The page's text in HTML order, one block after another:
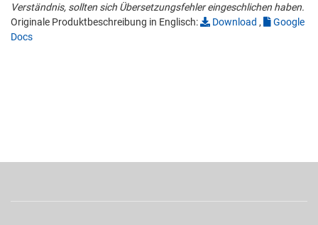
Verständnis, sollten sich Übersetzungsfehler eingeschlichen haben.
Originale Produktbeschreibung in Englisch:
Download ,
Google
Docs